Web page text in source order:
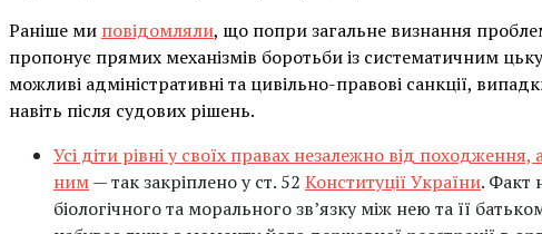
Раніше ми повідомляли, що попри загальне визнання
пропонує прямих механізмів боротьби із систематичним
можливі адміністративні та цивільно-правові санкції,
навіть після судових рішень.
Усі діти рівні у своїх правах незалежно від
ним— так закріплено у ст. 52 Конституції України. Факт
біологічного та морального зв’язку між нею та її